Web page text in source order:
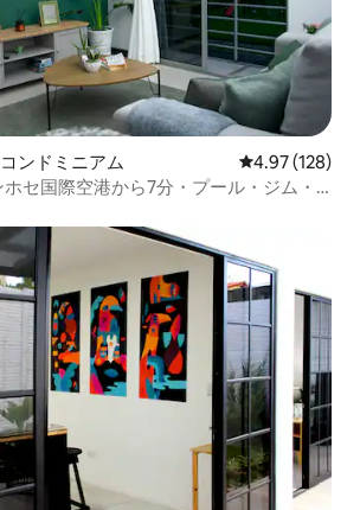
ンドミニアム レビュー128
4.97 (128)
セ国際空港から7分・プール・ジム・